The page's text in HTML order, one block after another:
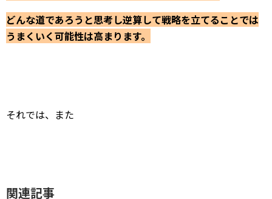
どんな道であろうと思考し逆算して戦略を立てることでは
うまくいく可能性は高まります。
それでは、また
関連記事